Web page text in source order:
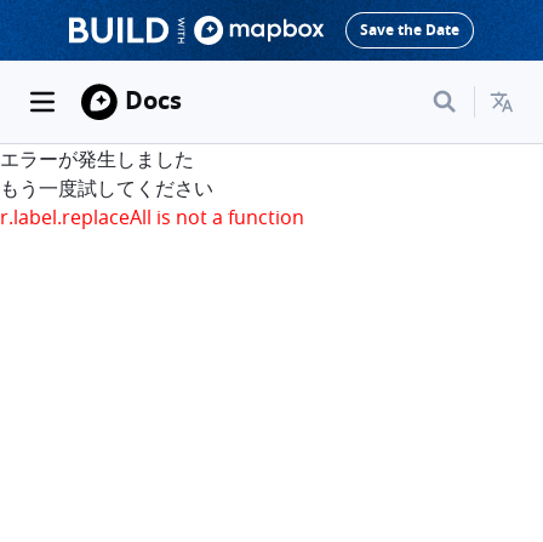
Save the Date
Docs
エラーが発生しました
もう一度試してください
r.label.replaceAll is not a function